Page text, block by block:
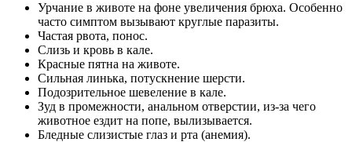
Урчание в животе на фоне увеличения брюха. Особенно
часто симптом вызывают круглые паразиты.
Частая рвота, понос.
Слизь и кровь в кале.
Красные пятна на животе.
Сильная линька, потускнение шерсти.
Подозрительное шевеление в кале.
Зуд в промежности, анальном отверстии, из-за чего
животное ездит на попе, вылизывается.
Бледные слизистые глаз и рта (анемия).